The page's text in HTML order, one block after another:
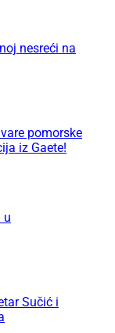
nesreći na
pomorske
iz Gaete!
u
Sučić i